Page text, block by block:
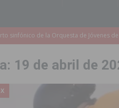
mejora la accesibilidad de las aceras
adicionales al CEIP nº 2 de Catral
un grupo criminal especializado en el
19 de abril de